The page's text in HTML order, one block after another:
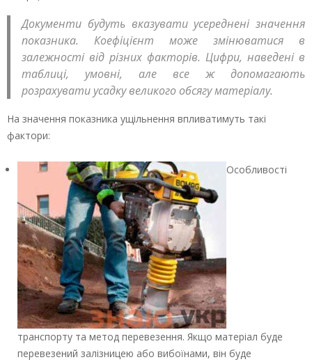
Документи будуть вказувати усереднені значення
показника. Коефіцієнт може змінюватися в
залежності від різних факторів. Цифри, наведені в
таблиці, умовні, але все ж допомагають
розрахувати усадку великого обсягу матеріалу.
На значення показника ущільнення впливатимуть такі
фактори:
Особливості
транспорту та метод перевезення. Якщо матеріал буде
перевезений залізницею або вибоїнами, він буде